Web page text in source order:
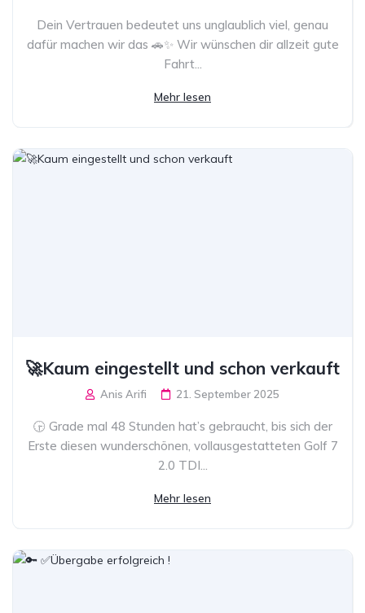
Dein Vertrauen bedeutet uns unglaublich viel, genau
dafür machen wir das 🚗✨ Wir wünschen dir allzeit gute
Fahrt...
Mehr lesen
🚀Kaum eingestellt und schon verkauft
Anis Arifi 21. September 2025
🕞 Grade mal 48 Stunden hat’s gebraucht, bis sich der
Erste diesen wunderschönen, vollausgestatteten Golf 7
2.0 TDI...
Mehr lesen